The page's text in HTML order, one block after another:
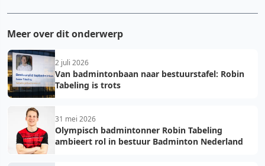
Meer over dit onderwerp
2 juli 2026
Van badmintonbaan naar bestuurstafel: Robin
Tabeling is trots
31 mei 2026
Olympisch badmintonner Robin Tabeling
ambieert rol in bestuur Badminton Nederland